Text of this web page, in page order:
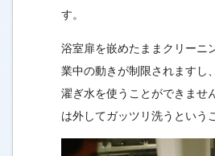
す。
浴室扉を嵌めたままクリーニ
業中の動きが制限されますし
濯ぎ水を使うことができませ
は外してガッツリ洗うという